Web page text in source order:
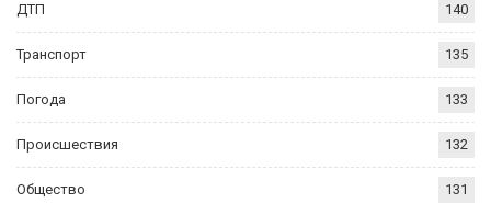
ДТП 140
Транспорт 135
Погода 133
Происшествия 132
Общество 131